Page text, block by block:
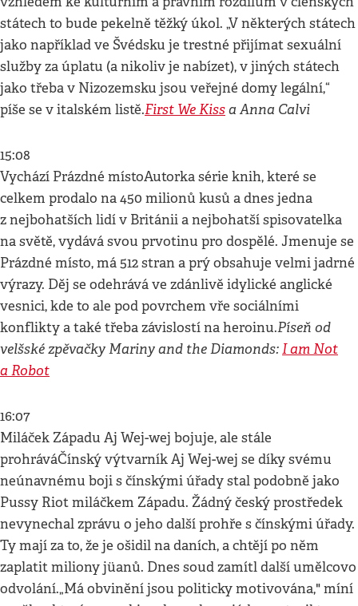
státech to bude pekelně těžký úkol. „V některých státech
jako například ve Švédsku je trestné přijímat sexuální
služby za úplatu (a nikoliv je nabízet), v jiných státech
jako třeba v Nizozemsku jsou veřejné domy legální,“
píše se v italském listě.First We Kissa Anna Calvi
15:08
Vychází Prázdné místoAutorka série knih, které se
celkem prodalo na 450 milionů kusů a dnes jedna
z nejbohatších lidí v Británii a nejbohatší spisovatelka
na světě, vydává svou prvotinu pro dospělé. Jmenuje se
Prázdné místo, má 512 stran a prý obsahuje velmi jadrné
výrazy. Děj se odehrává ve zdánlivě idylické anglické
vesnici, kde to ale pod povrchem vře sociálními
konflikty a také třeba závislostí na heroinu.Píseň od
velšské zpěvačky Mariny and the Diamonds:I am Not
a Robot
16:07
Miláček Západu Aj Wej-wej bojuje, ale stále
prohráváČínský výtvarník Aj Wej-wej se díky svému
neúnavnému boji s čínskými úřady stal podobně jako
Pussy Riot miláčkem Západu. Žádný český prostředek
nevynechal zprávu o jeho další prohře s čínskými úřady.
Ty mají za to, že je ošidil na daních, a chtějí po něm
zaplatit miliony jüanů. Dnes soud zamítl další umělcovo
odvolání.„Má obvinění jsou politicky motivována," míní